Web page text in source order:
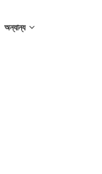
অন্যান্য